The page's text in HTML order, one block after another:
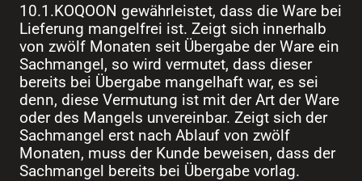
10.1.KOQOON gewährleistet, dass die Ware bei
Lieferung mangelfrei ist. Zeigt sich innerhalb
von zwölf Monaten seit Übergabe der Ware ein
Sachmangel, so wird vermutet, dass dieser
bereits bei Übergabe mangelhaft war, es sei
denn, diese Vermutung ist mit der Art der Ware
oder des Mangels unvereinbar. Zeigt sich der
Sachmangel erst nach Ablauf von zwölf
Monaten, muss der Kunde beweisen, dass der
Sachmangel bereits bei Übergabe vorlag.